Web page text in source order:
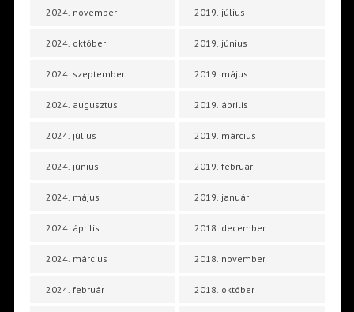
2024. november
2024. október
2024. szeptember
2024. augusztus
2024. július
2024. június
2024. május
2024. április
2024. március
2024. február
2019. július
2019. június
2019. május
2019. április
2019. március
2019. február
2019. január
2018. december
2018. november
2018. október